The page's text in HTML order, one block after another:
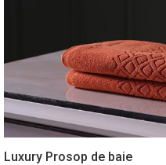
Luxury Prosop de baie